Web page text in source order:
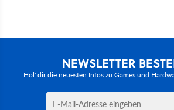
NEWSLETTER
Hol' dir die neuesten Infos zu Games und